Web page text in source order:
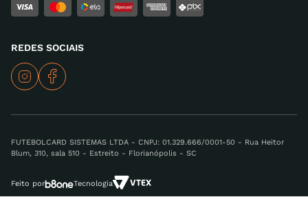
REDES SOCIAIS
FUTEBOLCARD SISTEMAS LTDA - CNPJ: 01.329.666/0001-50 - Rua Heitor
Blum, 310, sala 510 - Estreito - Florianópolis - SC
Feito por Tecnologia